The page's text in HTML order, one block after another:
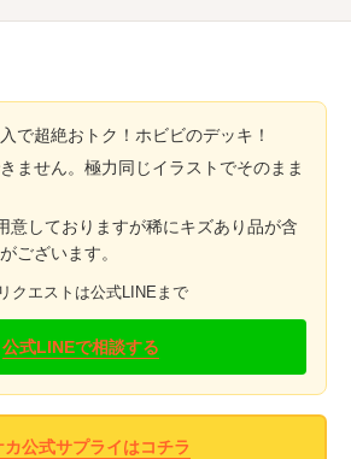
で超絶おトク！ホビビのデッキ！
ません。極力同じイラストでそのまま
意しておりますが稀にキズあり品が含
ございます。
クエストは公式LINEまで
公式LINEで相談する
カ公式サプライはコチラ